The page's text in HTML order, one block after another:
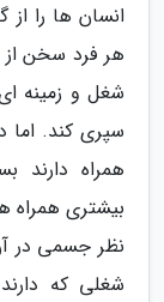
انسان ها را از
هر فرد سخن از
شغل و زمینه
سپری کند. اما
همراه دارند
بیشتری همراه
نظر جسمی در
شغلی که